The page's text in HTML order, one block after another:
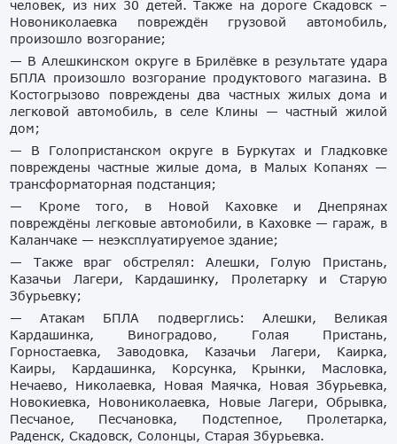
человек, из них 30 детей. Также на дороге Скадовск –
Новониколаевка повреждён грузовой автомобиль,
произошло возгорание;
— В Алешкинском округе в Брилёвке в результате удара
БПЛА произошло возгорание продуктового магазина. В
Костогрызово повреждены два частных жилых дома и
легковой автомобиль, в селе Клины — частный жилой
дом;
— В Голопристанском округе в Буркутах и Гладковке
повреждены частные жилые дома, в Малых Копанях —
трансформаторная подстанция;
— Кроме того, в Новой Каховке и Днепрянах
повреждёны легковые автомобили, в Каховке — гараж, в
Каланчаке — неэксплуатируемое здание;
— Также враг обстрелял: Алешки, Голую Пристань,
Казачьи Лагери, Кардашинку, Пролетарку и Старую
Збурьевку;
— Атакам БПЛА подверглись: Алешки, Великая
Кардашинка, Виноградово, Голая Пристань,
Горностаевка, Заводовка, Казачьи Лагери, Каирка,
Каиры, Кардашинка, Корсунка, Крынки, Масловка,
Нечаево, Николаевка, Новая Маячка, Новая Збурьевка,
Новокиевка, Новониколаевка, Новые Лагери, Обрывка,
Песчаное, Песчановка, Подстепное, Пролетарка,
Раденск, Скадовск, Солонцы, Старая Збурьевка.